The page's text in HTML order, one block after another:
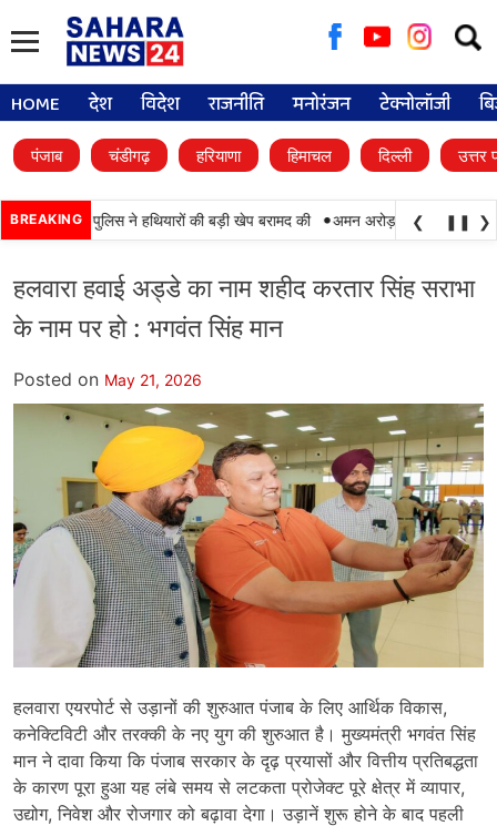
for:
HOME देश विदेश राजनीति मनोरंजन टेक्नोलॉजी
पंजाब चंडीगढ़ हरियाणा हिमाचल दिल्ली उत्तर
BREAKING
और पंजाब पुलिस ने हथियारों की बड़ी खेप बरामद की •अमन अरोड़ा ने शाहकोट हलके में
❮ ❚❚ ❯
हलवारा हवाई अड्डे का नाम शहीद करतार सिंह सराभा
के नाम पर हो : भगवंत सिंह मान
Posted on May 21, 2026
हलवारा एयरपोर्ट से उड़ानों की शुरुआत पंजाब के लिए आर्थिक विकास,
कनेक्टिविटी और तरक्की के नए युग की शुरुआत है। मुख्यमंत्री भगवंत सिंह
मान ने दावा किया कि पंजाब सरकार के दृढ़ प्रयासों और वित्तीय प्रतिबद्धता
के कारण पूरा हुआ यह लंबे समय से लटकता प्रोजेक्ट पूरे क्षेत्र में व्यापार,
उद्योग, निवेश और रोजगार को बढ़ावा देगा। उड़ानें शुरू होने के बाद पहली